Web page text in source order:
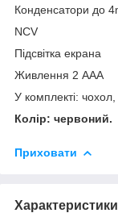
Конденсатори до
NCV
Підсвітка екрана
Живлення 2 ААА
У комплекті:
Колір: червоний.
Приховати
Характеристики